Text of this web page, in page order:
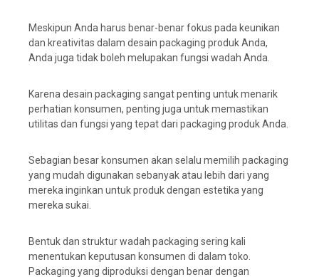
Meskipun Anda harus benar-benar fokus pada keunikan
dan kreativitas dalam desain packaging produk Anda,
Anda juga tidak boleh melupakan fungsi wadah Anda.
Karena desain packaging sangat penting untuk menarik
perhatian konsumen, penting juga untuk memastikan
utilitas dan fungsi yang tepat dari packaging produk Anda.
Sebagian besar konsumen akan selalu memilih packaging
yang mudah digunakan sebanyak atau lebih dari yang
mereka inginkan untuk produk dengan estetika yang
mereka sukai.
Bentuk dan struktur wadah packaging sering kali
menentukan keputusan konsumen di dalam toko.
Packaging yang diproduksi dengan benar dengan